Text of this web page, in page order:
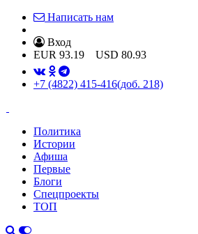
Написать нам
Вход
EUR 93.19 USD 80.93
+7 (4822) 415-416(доб. 218)
Политика
Истории
Афиша
Первые
Блоги
Спецпроекты
ТОП